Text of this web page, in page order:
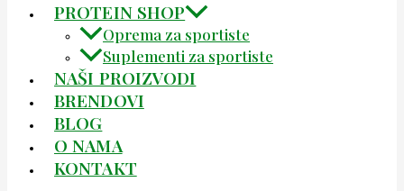
PROTEIN SHOP
Oprema za sportiste
Suplementi za sportiste
NAŠI PROIZVODI
BRENDOVI
BLOG
O NAMA
KONTAKT